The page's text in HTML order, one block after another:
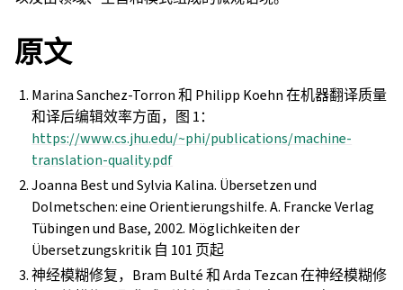
原文
Marina Sanchez-Torron 和 Philipp Koehn 在机器翻译质量
和译后编辑效率方面，图 1：
https://www.cs.jhu.edu/~phi/publications/machine-
translation-quality.pdf
Joanna Best und Sylvia Kalina. Übersetzen und
Dolmetschen: eine Orientierungshilfe. A. Francke Verlag
Tübingen und Base, 2002. Möglichkeiten der
Übersetzungskritik 自 101 页起
神经模糊修复，Bram Bulté 和 Arda Tezcan 在神经模糊修